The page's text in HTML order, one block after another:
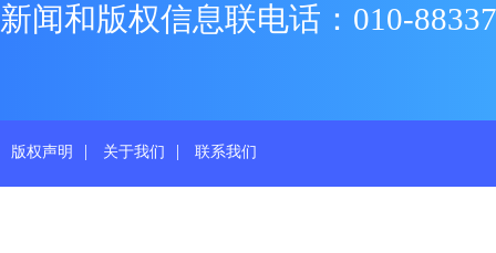
新闻和版权信息联电话：010-
版权声明 | 关于我们 | 联系我们